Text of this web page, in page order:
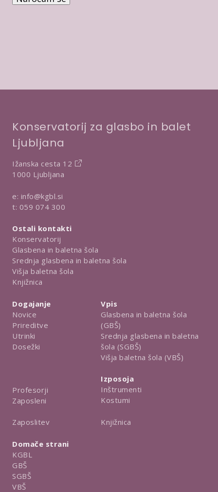
i
r
t
v
Konservatorij za glasbo in balet
Ljubljana
Ižanska cesta 12
1000 Ljubljana
e: info@kgbl.si
t: 059 074 300
Ostali kontakti
Konservatorij
Glasbena in baletna šola
Srednja glasbena in baletna šola
Višja baletna šola
Knjižnica
Dogajanje
Novice
Prireditve
Utrinki
Dosežki
Profesorji
Zaposleni
Zaposlitev
Vpis
Glasbena in baletna šola
(GBŠ)
Srednja glasbena in baletna
šola (SGBŠ)
Višja baletna šola (VBŠ)
Izposoja
Inštrumenti
Kostumi
Knjižnica
Domače strani
KGBL
GBŠ
SGBŠ
VBŠ